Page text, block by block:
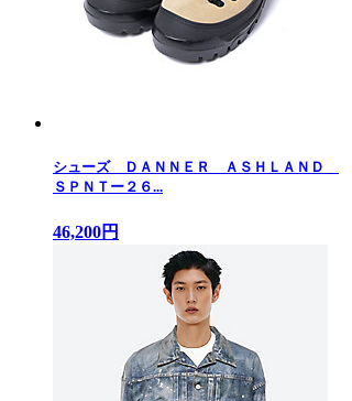
シューズ ＤＡＮＮＥＲ ＡＳＨＬＡＮＤ
ＳＰＮＴー２６...
46,200円